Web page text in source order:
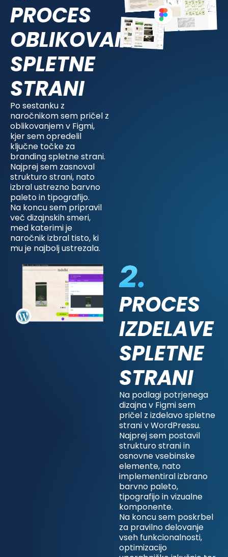
PROCES
OBLIKOVANJA
SPLETNE
STRANI
Po sestanku z
naročnikom sem pričel z
oblikovanjem v Figmi,
kjer sem opredelil
ključne točke za
branding spletne strani.
Najprej sem zasnoval
strukturo strani, nato
izbral ustrezno barvno
paleto in tipografijo.
Na koncu sem pripravil
več dizajnskih smeri,
med katerimi je
naročnik izbral tisto, ki
mu je najbolj ustrezala.
PROCES
IZDELAVE
SPLETNE
STRANI
Na podlagi potrjenega
dizajna v Figmi sem
pričel z izdelavo spletne
strani v WordPressu.
Najprej sem postavil
strukturo strani in
osnovne vsebinske
elemente, nato
implementiral izbrano
barvno paleto,
tipografijo in vizualne
komponente.
Na koncu sem poskrbel
za pravilno delovanje
vseh funkcionalnosti,
optimizacijo